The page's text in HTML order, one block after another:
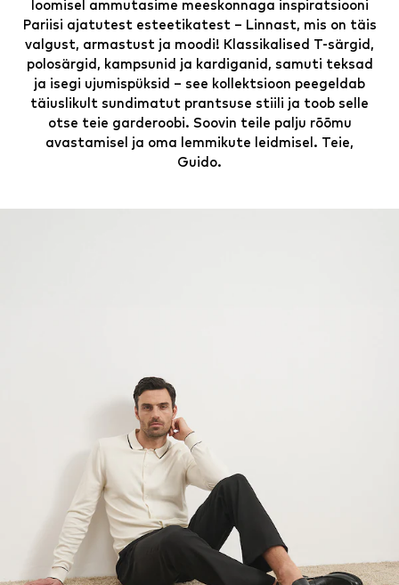
loomisel ammutasime meeskonnaga inspiratsiooni
Pariisi ajatutest esteetikatest – Linnast, mis on täis
valgust, armastust ja moodi! Klassikalised T-särgid,
polosärgid, kampsunid ja kardiganid, samuti teksad
ja isegi ujumispüksid – see kollektsioon peegeldab
täiuslikult sundimatut prantsuse stiili ja toob selle
otse teie garderoobi. Soovin teile palju rõõmu
avastamisel ja oma lemmikute leidmisel. Teie,
Guido.